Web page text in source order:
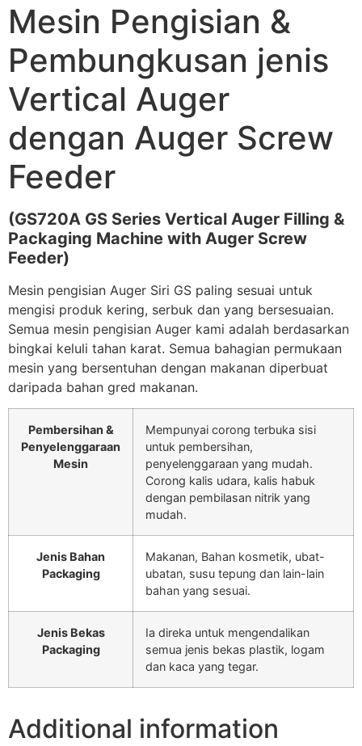
Mesin Pengisian &
Pembungkusan jenis
Vertical Auger
dengan Auger Screw
Feeder
(GS720A GS Series Vertical Auger Filling &
Packaging Machine with Auger Screw
Feeder)
Mesin pengisian Auger Siri GS paling sesuai untuk
mengisi produk kering, serbuk dan yang bersesuaian.
Semua mesin pengisian Auger kami adalah berdasarkan
bingkai keluli tahan karat. Semua bahagian permukaan
mesin yang bersentuhan dengan makanan diperbuat
daripada bahan gred makanan.
Pembersihan &
Penyelenggaraan
Mesin
Mempunyai corong terbuka sisi
untuk pembersihan,
penyelenggaraan yang mudah.
Corong kalis udara, kalis habuk
dengan pembilasan nitrik yang
mudah.
Jenis Bahan
Packaging
Makanan, Bahan kosmetik, ubat-
ubatan, susu tepung dan lain-lain
bahan yang sesuai.
Jenis Bekas
Packaging
Ia direka untuk mengendalikan
semua jenis bekas plastik, logam
dan kaca yang tegar.
Additional information